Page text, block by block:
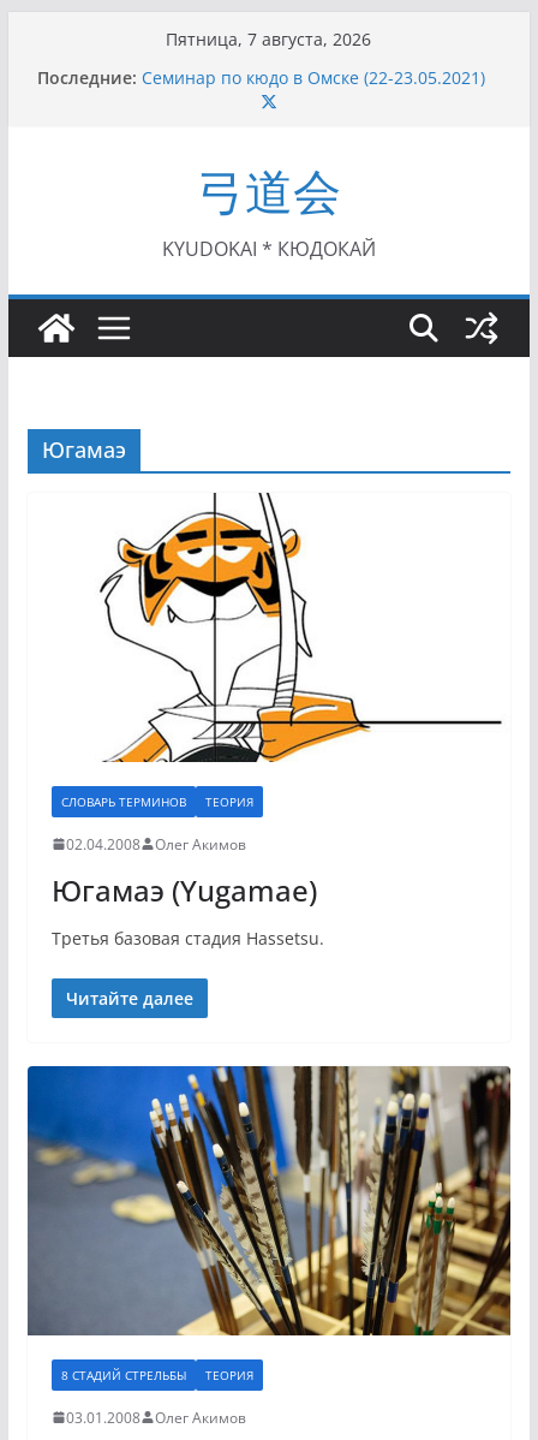
содержимому
Пятница, 7 августа, 2026
Последние: Семинар по кюдо в Омске (22-23.05.2021)
Чемпионат Росcии, Дёмино (2-5.09.2021)
II Кубок Посла Японии в России по Кюдо,
Орёл (25.07.2021)
I этап Кубка Московской области по Кюдо /
Сейдокан II (27.06.2021)
弓道会
KYUDOKAI * КЮДОКАЙ
Югамаэ
СЛОВАРЬ ТЕРМИНОВ ТЕОРИЯ
02.04.2008 Олег Акимов
Югамаэ (Yugamae)
Третья базовая стадия Hassetsu.
Читайте далее
8 СТАДИЙ СТРЕЛЬБЫ ТЕОРИЯ
03.01.2008 Олег Акимов